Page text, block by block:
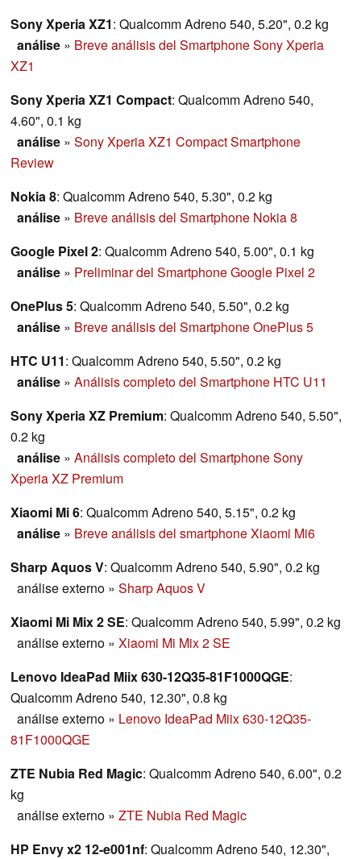
Sony Xperia XZ1: Qualcomm Adreno 540, 5.20", 0.2 kg
análise » Breve análisis del Smartphone Sony Xperia
XZ1
Sony Xperia XZ1 Compact: Qualcomm Adreno 540,
4.60", 0.1 kg
análise » Sony Xperia XZ1 Compact Smartphone
Review
Nokia 8: Qualcomm Adreno 540, 5.30", 0.2 kg
análise » Breve análisis del Smartphone Nokia 8
Google Pixel 2: Qualcomm Adreno 540, 5.00", 0.1 kg
análise » Preliminar del Smartphone Google Pixel 2
OnePlus 5: Qualcomm Adreno 540, 5.50", 0.2 kg
análise » Breve análisis del Smartphone OnePlus 5
HTC U11: Qualcomm Adreno 540, 5.50", 0.2 kg
análise » Análisis completo del Smartphone HTC U11
Sony Xperia XZ Premium: Qualcomm Adreno 540, 5.50",
0.2 kg
análise » Análisis completo del Smartphone Sony
Xperia XZ Premium
Xiaomi Mi 6: Qualcomm Adreno 540, 5.15", 0.2 kg
análise » Breve análisis del smartphone Xiaomi Mi6
Sharp Aquos V: Qualcomm Adreno 540, 5.90", 0.2 kg
análise externo » Sharp Aquos V
Xiaomi Mi Mix 2 SE: Qualcomm Adreno 540, 5.99", 0.2 kg
análise externo » Xiaomi Mi Mix 2 SE
Lenovo IdeaPad Miix 630-12Q35-81F1000QGE:
Qualcomm Adreno 540, 12.30", 0.8 kg
análise externo » Lenovo IdeaPad Miix 630-12Q35-
81F1000QGE
ZTE Nubia Red Magic: Qualcomm Adreno 540, 6.00", 0.2
kg
análise externo » ZTE Nubia Red Magic
HP Envy x2 12-e001nf: Qualcomm Adreno 540, 12.30",